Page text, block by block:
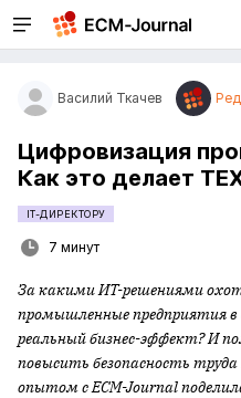
Василий Ткачев
Цифровизация
Как это делает
IT-ДИРЕКТОРУ
7 минут
За какими ИТ-решениями
промышленные предприятия в
реальный бизнес-эффект? И
повысить безопасность
опытом сECM-Journal